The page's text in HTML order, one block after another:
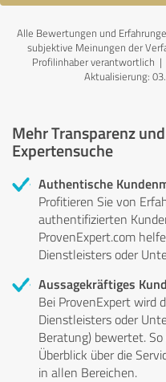
Alle Bewertungen und
subjektive Meinungen der
Profilinhaber verantwortlich |
Aktualisierung:
Mehr Transparenz
Expertensuche
Authentische
Profitieren Sie von
authentifizierten
ProvenExpert.com
Dienstleisters oder
Aussagekräftiges
Bei ProvenExpert wird
Dienstleisters oder
Beratung) bewertet.
Überblick über die
in allen Bereichen.